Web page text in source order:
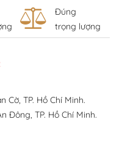
Đúng
trọng lượng
Cờ, TP. Hồ Chí Minh.
Đông, TP. Hồ Chí Minh.